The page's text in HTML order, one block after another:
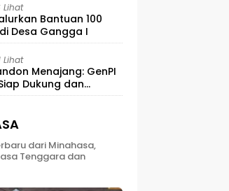
Lihat
Bantuan 100
Desa Gangga I
Lihat
Menajang: ​GenPI
Dukung dan
dari Minahasa,
Tenggara dan